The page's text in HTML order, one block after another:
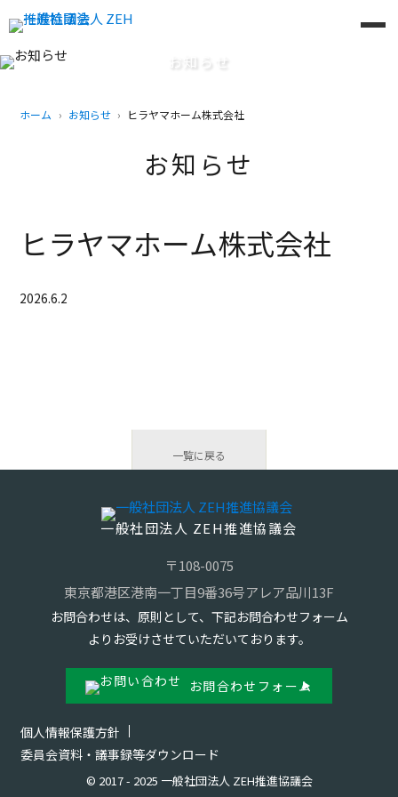
お知らせ
ホーム お知らせ ヒラヤマホーム株式会社
お知らせ
ヒラヤマホーム株式会社
2026.6.2
一覧に戻る
一般社団法人 ZEH推進協議会
〒108-0075
東京都港区港南一丁目9番36号アレア品川13F
お問合わせは、原則として、下記お問合わせフォーム
よりお受けさせていただいております。
お問合わせフォーム
個人情報保護方針
委員会資料・議事録等ダウンロード
© 2017 - 2025 一般社団法人 ZEH推進協議会